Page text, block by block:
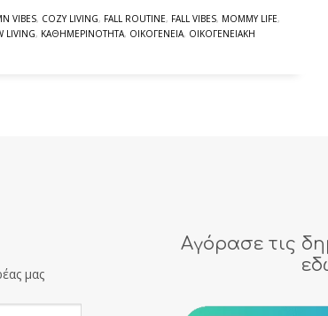
VIBES, COZY LIVING, FALL ROUTINE, FALL VIBES, MOMMY LIFE,
LIVING, ΚΑΘΗΜΕΡΙΝΌΤΗΤΑ, ΟΙΚΟΓΈΝΕΙΑ, ΟΙΚΟΓΕΝΕΙΑΚΉ
μας
Αγόρασε τις